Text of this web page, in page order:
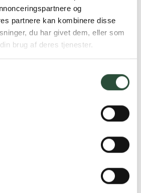
og
partnere kan kombinere disse
du har givet dem, eller som
brug af deres tjenester.
ikke ernæringsprodukter.
af kendte
vitaminer og andre spændende